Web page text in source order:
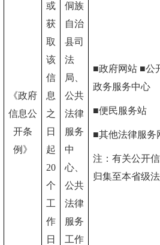
《政府
信息公
开条
例》
或
获
取
该
信
息
之
日
起
20
个
工
作
日
侗族
自治
县司
法
局、
公共
法律
服务
中
心、
公共
法律
服务
工作
■政府网站 ■
政务服务中心
■便民服务站
■其他法律服务
注：有关公开
归集至本省级